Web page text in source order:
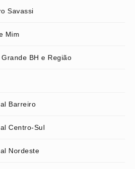
Savassi
Mim
BH e Região
Barreiro
Centro-Sul
Nordeste